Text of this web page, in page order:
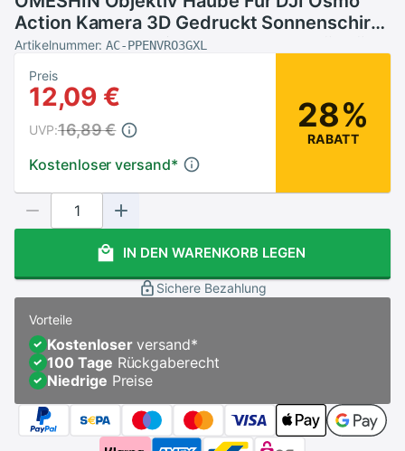
Action Kamera 3D Gedruckt Sonnenschirm
Sonne Haube Action Kamera Zubehör Für
Osmo Zubehör # c0605
Artikelnummer:AC-PPENVRO3GXL
Preis
12,09 €
Kostenloser versand*
UVP:16,89 € 28%
RABATT
IN DEN WARENKORB LEGEN
Sichere Bezahlung
Vorteile
Kostenloserversand*
100 Tage Rückgaberecht
Niedrige Preise